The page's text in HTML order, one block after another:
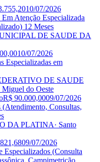
10/07/2026
Atenção Especializada
12 Meses
DE SAUDE DA
10/07/2026
Especializadas em
DE SAUDE
Miguel do Oeste
R$ 90.000,0009/07/2026
Consultas,
DA PLATINA· Santo
09/07/2026
Especializados (Consulta
Campimetrição